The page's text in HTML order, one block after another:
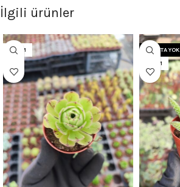
İlgili ürünler
5.5CM
STOKTA YOK
5.5CM